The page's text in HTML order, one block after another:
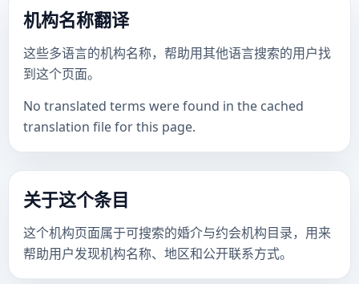
机构名称翻译
这些多语言的机构名称，帮助用其他语言搜索的用户找
到这个页面。
No translated terms were found in the cached
translation file for this page.
关于这个条目
这个机构页面属于可搜索的婚介与约会机构目录，用来
帮助用户发现机构名称、地区和公开联系方式。